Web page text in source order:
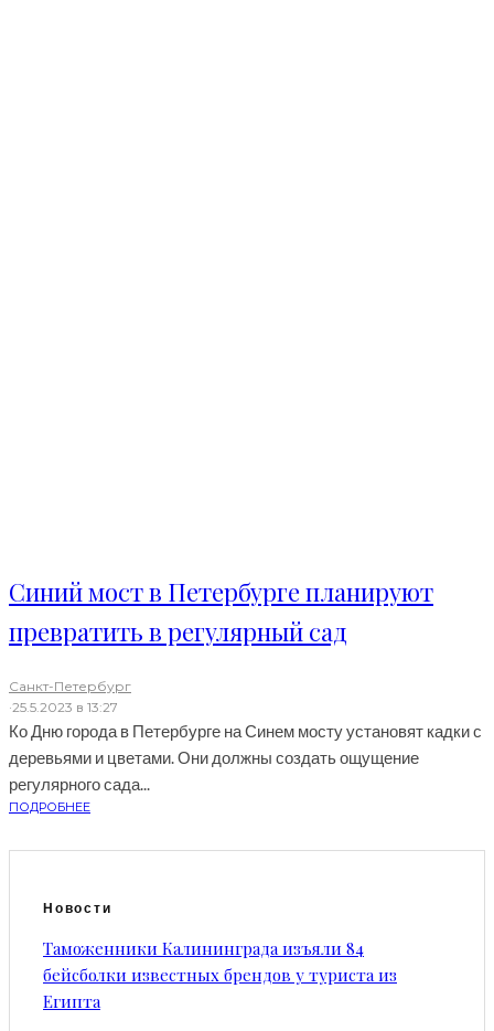
Синий мост в Петербурге планируют
превратить в регулярный сад
Санкт-Петербург
·25.5.2023 в 13:27
Ко Дню города в Петербурге на Синем мосту установят кадки с
деревьями и цветами. Они должны создать ощущение
регулярного сада...
ПОДРОБНЕЕ
Новости
Таможенники Калининграда изъяли 84
бейсболки известных брендов у туриста из
Египта